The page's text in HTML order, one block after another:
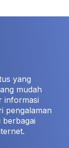
yang
mudah
informasi
pengalaman
berbagai